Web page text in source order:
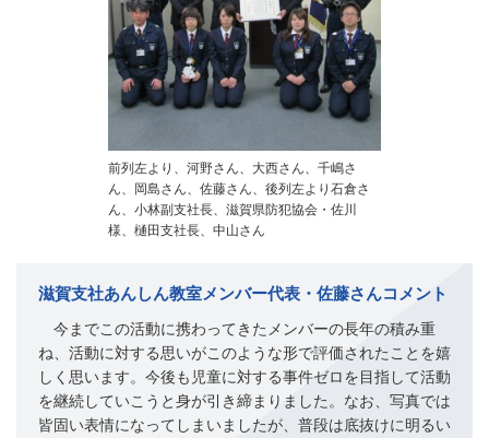
前列左より、河野さん、大西さん、千嶋さ
ん、岡島さん、佐藤さん、後列左より石倉さ
ん、小林副支社長、滋賀県防犯協会・佐川
様、樋田支社長、中山さん
滋賀支社あんしん教室メンバー代表・佐藤さんコメント
今までこの活動に携わってきたメンバーの長年の積み重
ね、活動に対する思いがこのような形で評価されたことを嬉
しく思います。今後も児童に対する事件ゼロを目指して活動
を継続していこうと身が引き締まりました。なお、写真では
皆固い表情になってしまいましたが、普段は底抜けに明るい